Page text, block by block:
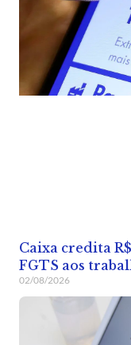
Caixa credita
FGTS aos
02/08/2026